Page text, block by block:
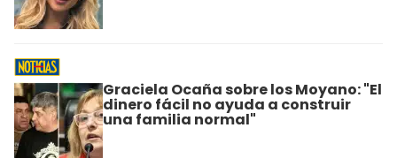
Graciela Ocaña sobre los Moyano: "El
dinero fácil no ayuda a construir
una familia normal"